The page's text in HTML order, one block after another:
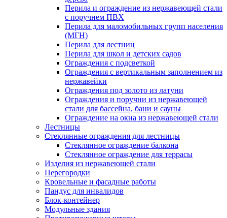
Перила и ограждение из нержавеющей стали
с поручнем ПВХ
Перила для маломобильных групп населения
(МГН)
Перила для лестниц
Перила для школ и детских садов
Ограждения с подсветкой
Ограждения с вертикальным заполнением из
нержавейки
Ограждения под золото из латуни
Ограждения и поручни из нержавеющей
стали для бассейна, бани и сауны
Ограждение на окна из нержавеющей стали
Лестницы
Стеклянные ограждения для лестницы
Стеклянное ограждение балкона
Стеклянное ограждение для террасы
Изделия из нержавеющей стали
Перегородки
Кровельные и фасадные работы
Пандус для инвалидов
Блок-контейнер
Модульные здания